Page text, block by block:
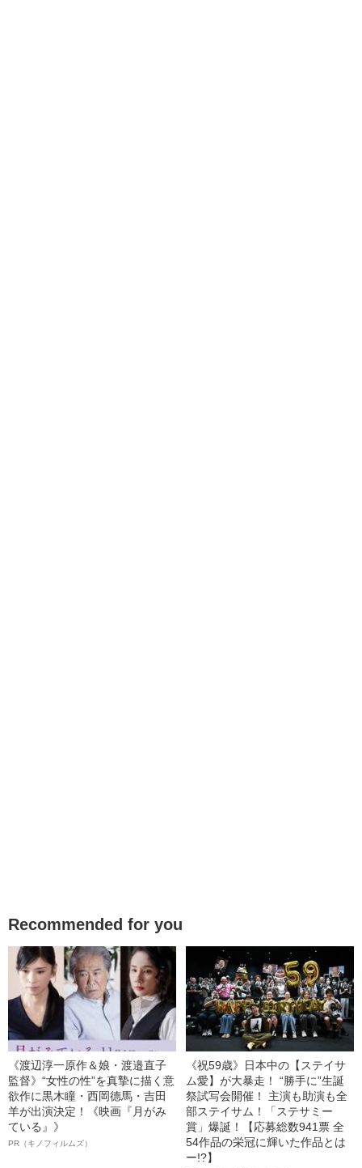
Recommended for you
《渡辺淳一原作＆娘・渡邉直子
監督》“女性の性”を真摯に描く意
欲作に黒木瞳・西岡德馬・吉田
羊が出演決定！《映画『月がみ
ている』》
PR（キノフィルムズ）
《祝59歳》日本中の【ステイサ
ム愛】が大暴走！ “勝手に”生誕
祭試写会開催！ 主演も助演も全
部ステイサム！「ステサミー
賞」爆誕！【応募総数941票 全
54作品の栄冠に輝いた作品とは
ー!?】